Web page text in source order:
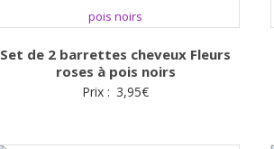
Set de 2 barrettes cheveux Fleurs
roses à pois noirs
Prix : 3,95€